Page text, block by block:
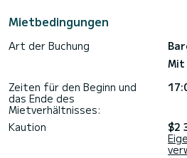
ausgestattet. Es verfügt über
Mietbedingungen
Art der Buchung
Mit
Zeiten für den Beginn und
das Ende des
Mietverhältnisses:
Kaution $2